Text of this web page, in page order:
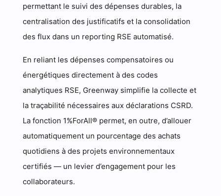
permettant le suivi des dépenses durables, la
centralisation des justificatifs et la consolidation
des flux dans un reporting RSE automatisé.
En reliant les dépenses compensatoires ou
énergétiques directement à des codes
analytiques RSE, Greenway simplifie la collecte et
la traçabilité nécessaires aux déclarations CSRD.
La fonction 1%ForAll® permet, en outre, d’allouer
automatiquement un pourcentage des achats
quotidiens à des projets environnementaux
certifiés — un levier d’engagement pour les
collaborateurs.